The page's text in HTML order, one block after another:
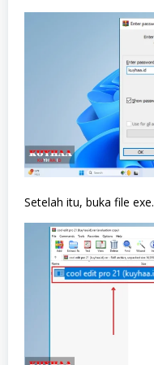
Setelah itu, buka file exe.